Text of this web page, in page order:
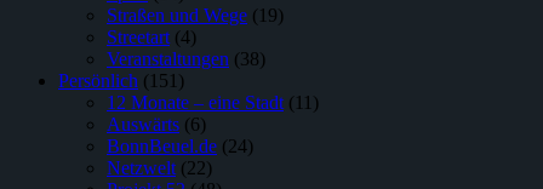
Straßen und Wege (19)
Streetart(4)
Veranstaltungen (38)
Persönlich (151)
12 Monate – eine Stadt(11)
Auswärts (6)
BonnBeuel.de (24)
Netzwelt(22)